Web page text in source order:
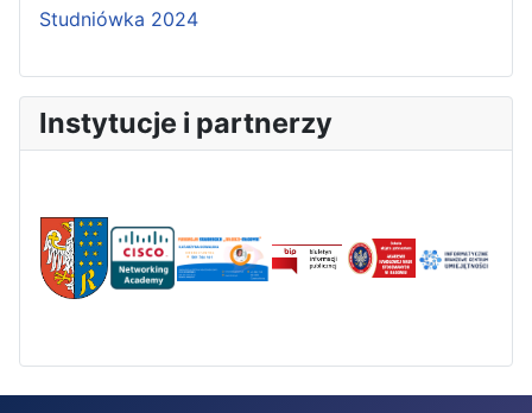
Studniówka 2024
Instytucje i partnerzy